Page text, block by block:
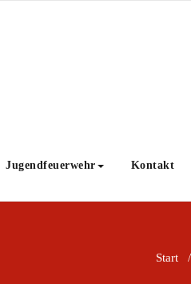
Jugendfeuerwehr Kontakt
Start /